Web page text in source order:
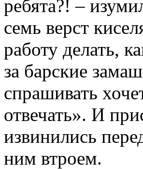
ребята?! –
семь верст
работу делать,
за барские
спрашивать
отвечать». И
извинились
ним втроем.